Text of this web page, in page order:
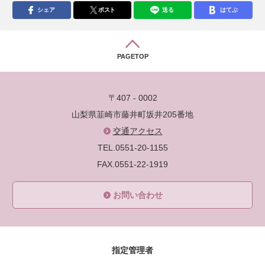
シェア ポスト 送る はてぶ
PAGETOP
〒407 - 0002
山梨県韮崎市藤井町坂井205番地
交通アクセス
TEL.0551-20-1155
FAX.0551-22-1919
お問い合わせ
指定管理者